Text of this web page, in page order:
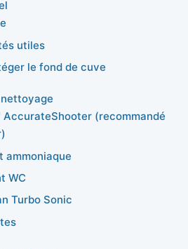
utiles
le fond de cuve
AccurateShooter (recommandé
ammoniaque
WC
Turbo Sonic